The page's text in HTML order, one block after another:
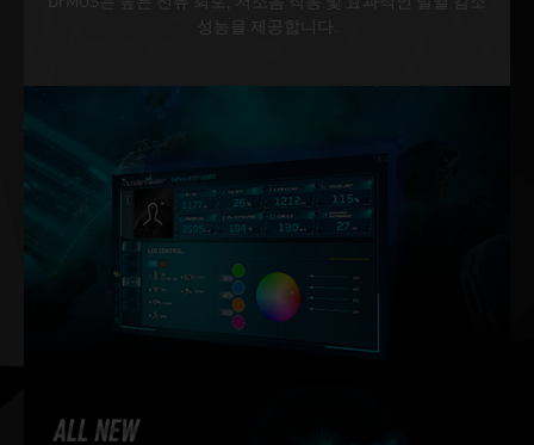
성능을 제공합니다.